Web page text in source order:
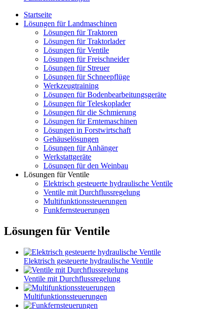
Startseite
Lösungen für Landmaschinen
Lösungen für Traktoren
Lösungen für Traktorlader
Lösungen für Ventile
Lösungen für Freischneider
Lösungen für Streuer
Lösungen für Schneepflüge
Werkzeugtraining
Lösungen für Bodenbearbeitungsgeräte
Lösungen für Teleskoplader
Lösungen für die Schmierung
Lösungen für Erntemaschinen
Lösungen in Forstwirtschaft
Gehäuselösungen
Lösungen für Anhänger
Werkstattgeräte
Lösungen für den Weinbau
Lösungen für Ventile
Elektrisch gesteuerte hydraulische Ventile
Ventile mit Durchflussregelung
Multifunktionssteuerungen
Funkfernsteuerungen
Lösungen für Ventile
Elektrisch gesteuerte hydraulische Ventile
Ventile mit Durchflussregelung
Multifunktionssteuerungen